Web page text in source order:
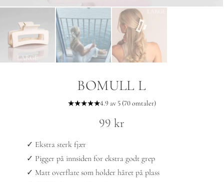
BOMULL L
★★★★★4.9 av 5 (70 omtaler)
99 kr
✓ Ekstra sterk fjær
✓ Pigger på innsiden for ekstra godt grep
✓ Matt overflate som holder håret på plass